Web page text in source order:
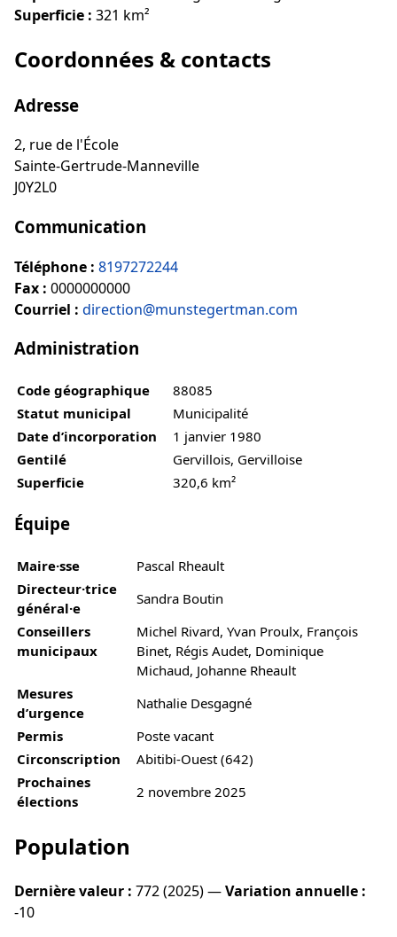
Superficie : 321 km²
Coordonnées & contacts
Adresse
2, rue de l'École
Sainte-Gertrude-Manneville
J0Y2L0
Communication
Téléphone : 8197272244
Fax : 0000000000
Courriel : direction@munstegertman.com
Administration
Code géographique
88085
Statut municipal
Municipalité
Date d’incorporation
1 janvier 1980
Gentilé
Gervillois, Gervilloise
Superficie
320,6 km²
Équipe
Maire·sse
Pascal Rheault
Directeur·trice
général·e
Sandra Boutin
Conseillers
municipaux
Michel Rivard, Yvan Proulx, François
Binet, Régis Audet, Dominique
Michaud, Johanne Rheault
Mesures
d’urgence
Nathalie Desgagné
Permis
Poste vacant
Circonscription
Abitibi-Ouest (642)
Prochaines
élections
2 novembre 2025
Population
Dernière valeur : 772 (2025) —Variation annuelle :
-10